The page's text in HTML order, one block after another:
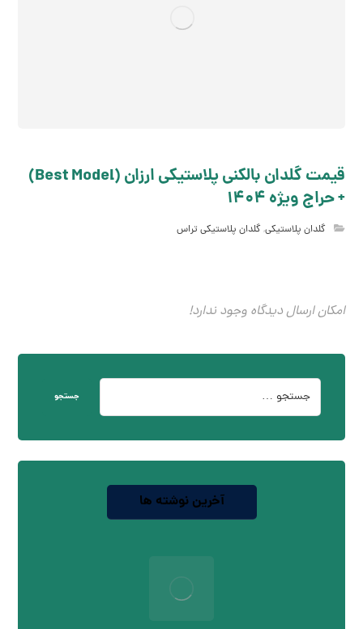
قیمت گلدان بالکنی پلاستیکی ارزان (Best Model)
+ حراج ویژه 1404
گلدان پلاستیکی,گلدان پلاستیکی تراس
امکان ارسال دیدگاه وجود ندارد!
آخرین نوشته ها